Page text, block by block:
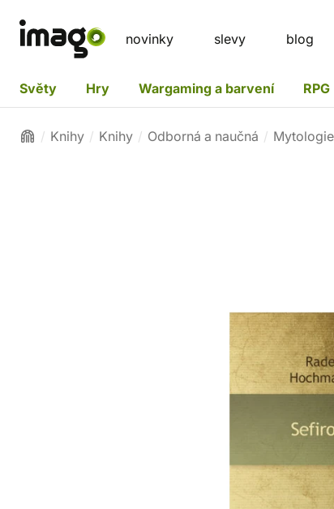
novinky slevy blog
Světy Hry Wargaming a barvení RPG
Knihy Knihy Odborná a naučná